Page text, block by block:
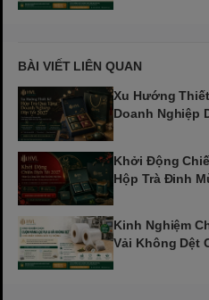
BÀI VIẾT LIÊN QUAN
Xu Hướng
Doanh Nghiệp
Khởi Động
Hộp Trà Đinh
Kinh Nghiệm
Vải Không Dệt